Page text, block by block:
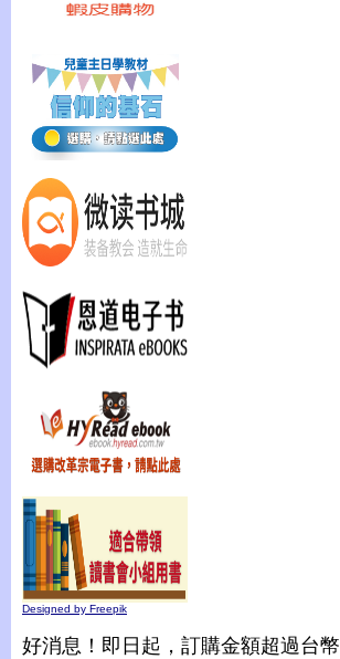
Designed by Freepik
好消息！即日起，訂購金額超過台幣